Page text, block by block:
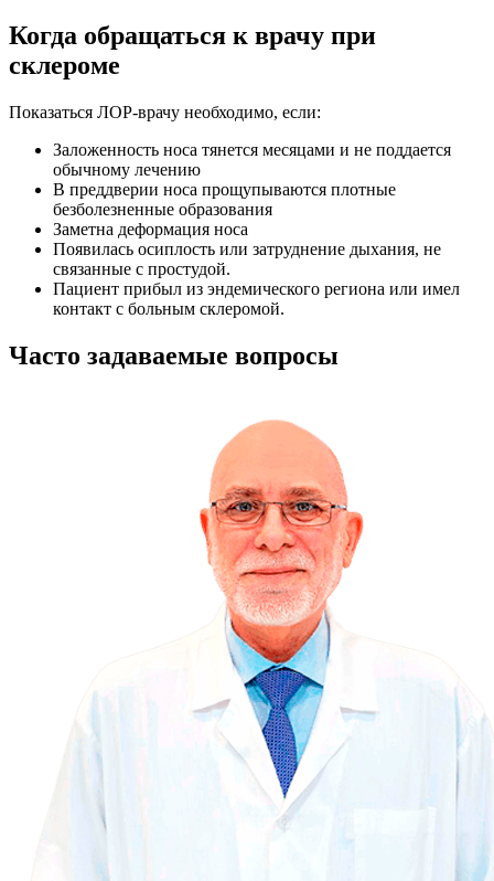
Когда обращаться к врачу при
склероме
Показаться ЛОР-врачу необходимо, если:
Заложенность носа тянется месяцами и не поддается
обычному лечению
В преддверии носа прощупываются плотные
безболезненные образования
Заметна деформация носа
Появилась осиплость или затруднение дыхания, не
связанные с простудой.
Пациент прибыл из эндемического региона или имел
контакт с больным склеромой.
Часто задаваемые вопросы